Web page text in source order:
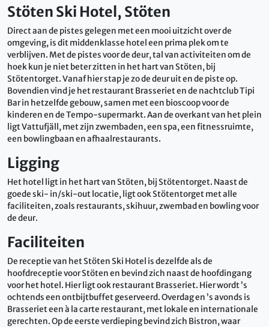
Stöten Ski Hotel, Stöten
Direct aan de pistes gelegen met een mooi uitzicht over de
omgeving, is dit middenklasse hotel een prima plek om te
verblijven. Met de pistes voor de deur, tal van activiteiten om de
hoek kun je niet beter zitten in het hart van Stöten, bij
Stötentorget. Vanaf hier stap je zo de deur uit en de piste op.
Bovendien vind je het restaurant Brasseriet en de nachtclub Tipi
Bar in hetzelfde gebouw, samen met een bioscoop voor de
kinderen en de Tempo-supermarkt. Aan de overkant van het plein
ligt Vattufjäll, met zijn zwembaden, een spa, een fitnessruimte,
een bowlingbaan en afhaalrestaurants.
Ligging
Het hotel ligt in het hart van Stöten, bij Stötentorget. Naast de
goede ski- in/ski-out locatie, ligt ook Stötentorget met alle
faciliteiten, zoals restaurants, skihuur, zwembad en bowling voor
de deur.
Faciliteiten
De receptie van het Stöten Ski Hotel is dezelfde als de
hoofdreceptie voor Stöten en bevind zich naast de hoofdingang
voor het hotel. Hier ligt ook restaurant Brasseriet. Hier wordt ’s
ochtends een ontbijtbuffet geserveerd. Overdag en ’s avonds is
Brasseriet een à la carte restaurant, met lokale en internationale
gerechten. Op de eerste verdieping bevind zich Bistron, waar